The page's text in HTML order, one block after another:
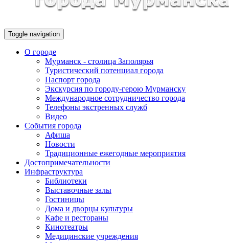
Toggle navigation
О городе
Мурманск - столица Заполярья
Туристический потенциал города
Паспорт города
Экскурсия по городу-герою Мурманску
Международное сотрудничество города
Телефоны экстренных служб
Видео
События города
Афиша
Новости
Традиционные ежегодные мероприятия
Достопримечательности
Инфраструктура
Библиотеки
Выставочные залы
Гостиницы
Дома и дворцы культуры
Кафе и рестораны
Кинотеатры
Медицинские учреждения